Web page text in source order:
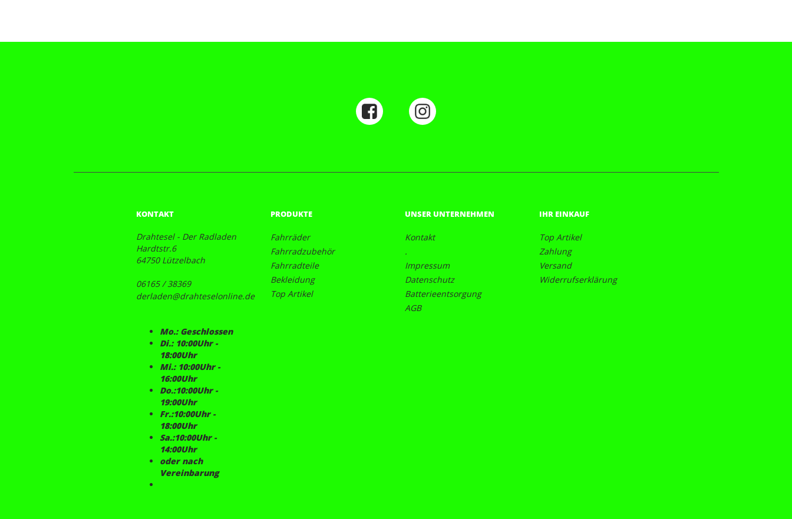
KONTAKT
Drahtesel - Der Radladen
Hardtstr.6
64750 Lützelbach
06165 / 38369
derladen@drahteselonline.de
Mo.: Geschlossen
Di.: 10:00Uhr -
18:00Uhr
Mi.: 10:00Uhr -
16:00Uhr
Do.:10:00Uhr -
19:00Uhr
Fr.:10:00Uhr -
18:00Uhr
Sa.:10:00Uhr -
14:00Uhr
oder nach
Vereinbarung
PRODUKTE
Fahrräder
Fahrradzubehör
Fahrradteile
Bekleidung
Top Artikel
UNSER UNTERNEHMEN
Kontakt
.
Impressum
Datenschutz
Batterieentsorgung
AGB
IHR EINKAUF
Top Artikel
Zahlung
Versand
Widerrufserklärung